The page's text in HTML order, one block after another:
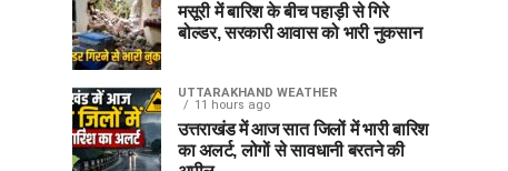
मसूरी में बारिश के बीच पहाड़ी से गिरे
बोल्डर, सरकारी आवास को भारी नुकसान
UTTARAKHAND WEATHER
11 hours ago
उत्तराखंड में आज सात जिलों में भारी बारिश
का अलर्ट, लोगों से सावधानी बरतने की